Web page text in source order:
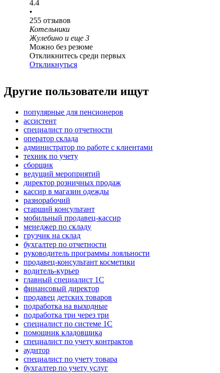
4.4
•
255 отзывов
Котельники
Жулебино и еще 3
Можно без резюме
Откликнитесь среди первых
Откликнуться
Другие пользователи ищут
популярные для пенсионеров
ассистент
специалист по отчетности
оператор склада
администратор по работе с клиентами
техник по учету
сборщик
ведущий мероприятий
директор розничных продаж
кассир в магазин одежды
разнорабочий
старший консультант
мобильный продавец-кассир
менеджер по складу
грузчик на склад
бухгалтер по отчетности
руководитель программы лояльности
продавец-консультант косметики
водитель-курьер
главный специалист 1С
финансовый директор
продавец детских товаров
подработка на выходные
подработка три через три
специалист по системе 1С
помощник кладовщика
специалист по учету контрактов
аудитор
специалист по учету товара
бухгалтер по учету услуг